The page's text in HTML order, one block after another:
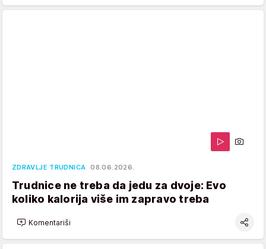
ZDRAVLJE TRUDNICA 08.06.2026.
Trudnice ne treba da jedu za dvoje: Evo
koliko kalorija više im zapravo treba
Komentariši